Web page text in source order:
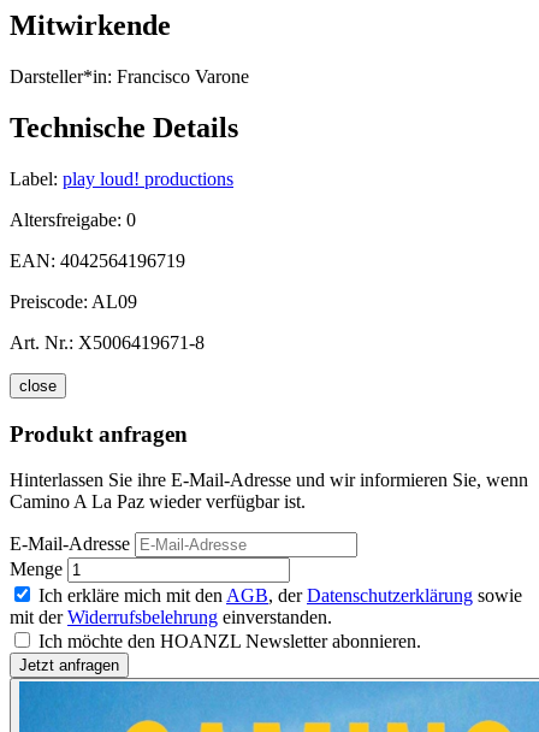
Mitwirkende
Darsteller*in: Francisco Varone
Technische Details
Label: play loud! productions
Altersfreigabe: 0
EAN: 4042564196719
Preiscode: AL09
Art. Nr.: X5006419671-8
close
Produkt anfragen
Hinterlassen Sie ihre E-Mail-Adresse und wir informieren Sie, wenn
Camino A La Paz wieder verfügbar ist.
E-Mail-Adresse
Menge
Ich erkläre mich mit den AGB, derDatenschutzerklärung sowie
mit derWiderrufsbelehrung einverstanden.
Ich möchte den HOANZL Newsletter abonnieren.